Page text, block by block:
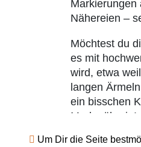
Um Dir die Seite
Markierungen
Nähereien –
Möchtest du
es mit
wird, etwa
langen
ein bisschen
Modenäherin!